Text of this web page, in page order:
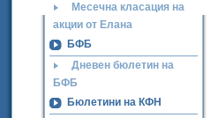
Месечна класация на
акции от Елана
БФБ
Дневен бюлетин на
БФБ
Бюлетини на КФН